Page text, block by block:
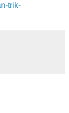
trik-